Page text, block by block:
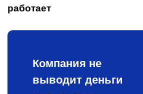
работает
Компания не
выводит деньги